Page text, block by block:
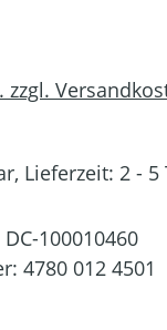
zzgl.
Lieferzeit: 2 - 5
DC-100010460
4780 012 4501